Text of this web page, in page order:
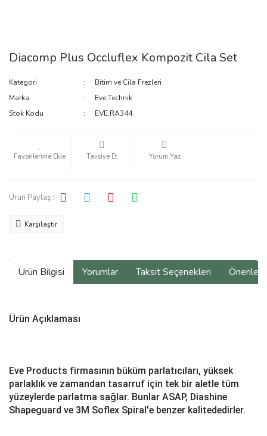
Diacomp Plus Occluflex Kompozit Cila Set
Kategori
Bitim ve Cila Frezleri
Marka
Eve Technik
Stok Kodu
EVE.RA344
Tavsiye Et Yorum Yaz
Ürün Paylaş :
Karşılaştır
Ürün Bilgisi Yorumlar Taksit Seçenekleri
Ürün Açıklaması
Eve Products firmasının büküm parlatıcıları, yüksek
parlaklık ve zamandan tasarruf için tek bir aletle tüm
yüzeylerde parlatma sağlar. Bunlar ASAP, Diashine
Shapeguard ve 3M Soflex Spiral'e benzer kalitededirler.